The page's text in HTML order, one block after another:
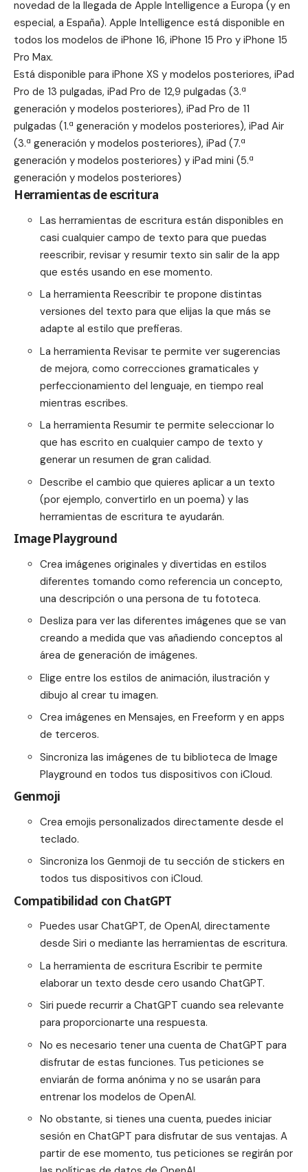
novedad de la llegada de Apple Intelligence a Europa (y en
especial, a España). Apple Intelligence está disponible en
todos los modelos de iPhone 16, iPhone 15 Pro y iPhone 15
Pro Max.
Está disponible para iPhone XS y modelos posteriores, iPad
Pro de 13 pulgadas, iPad Pro de 12,9 pulgadas (3.ª
generación y modelos posteriores), iPad Pro de 11
pulgadas (1.ª generación y modelos posteriores), iPad Air
(3.ª generación y modelos posteriores), iPad (7.ª
generación y modelos posteriores) y iPad mini (5.ª
generación y modelos posteriores)
Herramientas de escritura
Las herramientas de escritura están disponibles en
casi cualquier campo de texto para que puedas
reescribir, revisar y resumir texto sin salir de la app
que estés usando en ese momento.
La herramienta Reescribir te propone distintas
versiones del texto para que elijas la que más se
adapte al estilo que prefieras.
La herramienta Revisar te permite ver sugerencias
de mejora, como correcciones gramaticales y
perfeccionamiento del lenguaje, en tiempo real
mientras escribes.
La herramienta Resumir te permite seleccionar lo
que has escrito en cualquier campo de texto y
generar un resumen de gran calidad.
Describe el cambio que quieres aplicar a un texto
(por ejemplo, convertirlo en un poema) y las
herramientas de escritura te ayudarán.
Image Playground
Crea imágenes originales y divertidas en estilos
diferentes tomando como referencia un concepto,
una descripción o una persona de tu fototeca.
Desliza para ver las diferentes imágenes que se van
creando a medida que vas añadiendo conceptos al
área de generación de imágenes.
Elige entre los estilos de animación, ilustración y
dibujo al crear tu imagen.
Crea imágenes en Mensajes, en Freeform y en apps
de terceros.
Sincroniza las imágenes de tu biblioteca de Image
Playground en todos tus dispositivos con iCloud.
Genmoji
Crea emojis personalizados directamente desde el
teclado.
Sincroniza los Genmoji de tu sección de stickers en
todos tus dispositivos con iCloud.
Compatibilidad con ChatGPT
Puedes usar ChatGPT, de OpenAI, directamente
desde Siri o mediante las herramientas de escritura.
La herramienta de escritura Escribir te permite
elaborar un texto desde cero usando ChatGPT.
Siri puede recurrir a ChatGPT cuando sea relevante
para proporcionarte una respuesta.
No es necesario tener una cuenta de ChatGPT para
disfrutar de estas funciones. Tus peticiones se
enviarán de forma anónima y no se usarán para
entrenar los modelos de OpenAI.
No obstante, si tienes una cuenta, puedes iniciar
sesión en ChatGPT para disfrutar de sus ventajas. A
partir de ese momento, tus peticiones se regirán por